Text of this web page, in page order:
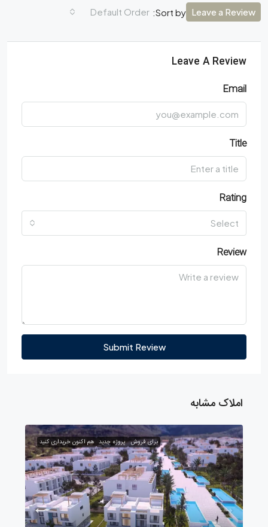
Sort by:
Default Order Leave a Review
Leave A Review
Email
Title
Rating
Select
Review
Submit Review
املاک مشابه
برای فروش پروژه جدید هم اکنون خریداری کنید